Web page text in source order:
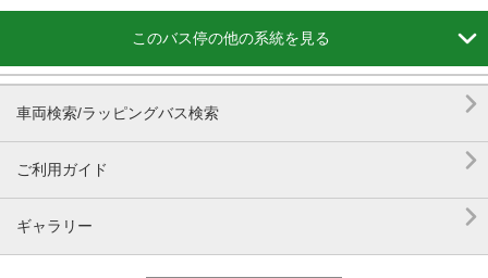
このバス停の他の系統を見る 
車両検索/ラッピングバス検索 
ご利用ガイド 
ギャラリー 